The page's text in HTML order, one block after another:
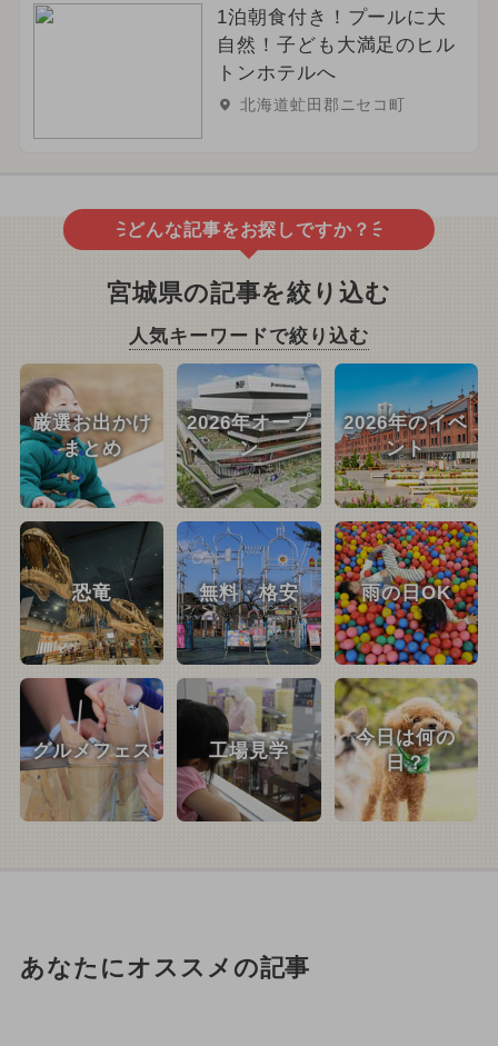
1泊朝食付き！プールに大
自然！子ども大満足のヒル
トンホテルへ
北海道虻田郡ニセコ町
どんな記事をお探しですか？
宮城県の記事を絞り込む
人気キーワードで絞り込む
厳選お出かけ
まとめ
2026年オープ
ン
2026年のイベ
ント
恐竜 無料・格安 雨の日OK
グルメフェス 工場見学
今日は何の
日？
あなたにオススメの記事